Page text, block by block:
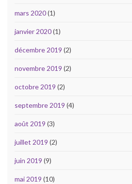
mars 2020(1)
janvier 2020(1)
décembre 2019 (2)
novembre 2019 (2)
octobre 2019 (2)
septembre 2019 (4)
août 2019 (3)
juillet 2019 (2)
juin 2019 (9)
mai 2019 (10)